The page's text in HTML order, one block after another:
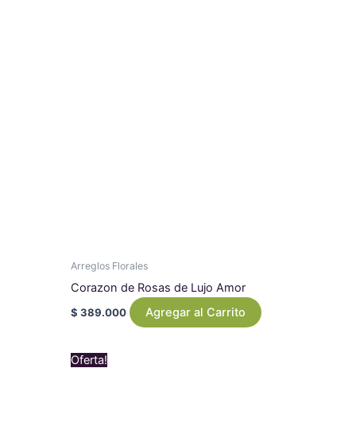
Arreglos Florales
Corazon de Rosas de Lujo Amor
$ 389.000 Agregar al Carrito
Oferta!